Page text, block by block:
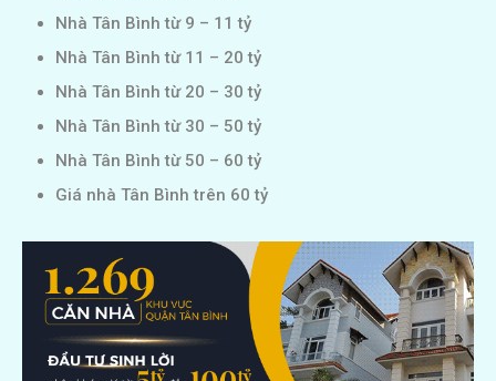
Nhà Tân Bình từ 9 – 11 tỷ
Nhà Tân Bình từ 11 – 20 tỷ
Nhà Tân Bình từ 20 – 30 tỷ
Nhà Tân Bình từ 30 – 50 tỷ
Nhà Tân Bình từ 50 – 60 tỷ
Giá nhà Tân Bình trên 60 tỷ